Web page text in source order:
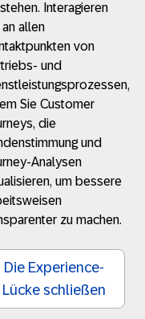
Interagieren
an allen
von
und
Sie Customer
die
und
Analysen
um bessere
zu machen.
Die Experience-
Lücke schließen